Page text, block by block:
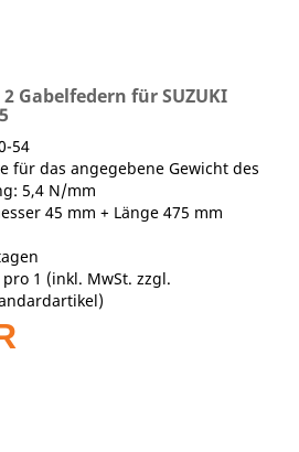
Gabelfedern für SUZUKI
54
für das angegebene Gewicht des
5,4 N/mm
45 mm + Länge 475 mm
pro 1 (inkl. MwSt. zzgl.
)